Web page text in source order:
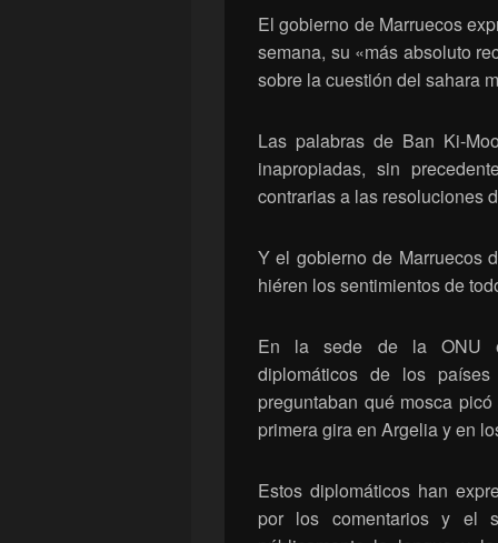
El gobierno de Marruecos
semana, su «más absoluto
sobre la cuestión del sahara
Las palabras de Ban Ki-
inapropiadas, sin
contrarias a las resoluciones
Y el gobierno de Marruecos
hiéren los sentimientos de
En la sede de la ONU
diplomáticos de los
preguntaban qué mosca
primera gira en Argelia y en
Estos diplomáticos han
por los comentarios y el